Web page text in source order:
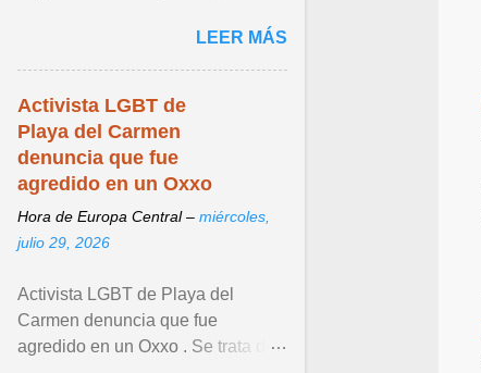
LEER MÁS
Activista LGBT de
Playa del Carmen
denuncia que fue
agredido en un Oxxo
Hora de Europa Central – miércoles,
julio 29, 2026
Activista LGBT de Playa del
Carmen denuncia que fue
agredido en un Oxxo . Se trata de